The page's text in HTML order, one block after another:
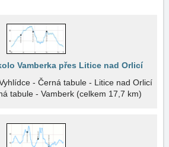
Vamberka přes Litice nad Orlicí
- Černá tabule - Litice nad Orlicí
tabule - Vamberk (celkem 17,7 km)